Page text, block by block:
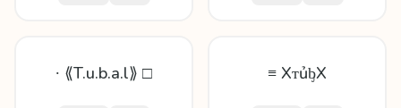
∙ ⟪T.u.b.a.l⟫ □ ≡ XᴛủᶀX